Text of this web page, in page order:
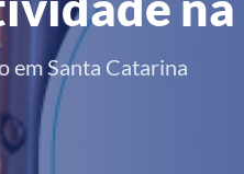
em Santa Catarina